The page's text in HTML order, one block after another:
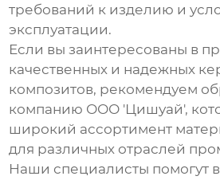
требований к изделию и
эксплуатации.
Если вы заинтересованы в
качественных и надежных
композитов, рекомендуем
компанию ООО 'Цишуай',
широкий ассортимент
для различных отраслей
Наши специалисты помогут